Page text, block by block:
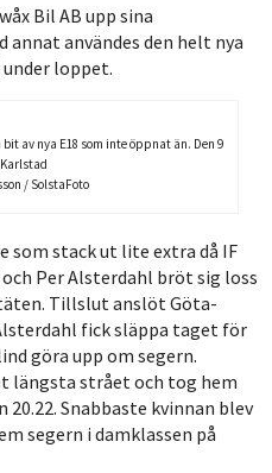
Bil AB upp sina
användes den helt nya
loppet.
av nya E18 som inte öppnat än. Den 9
/ SolstaFoto
som stack ut lite extra då IF
Per Alsterdahl bröt sig loss
Tillslut anslöt Göta-
fick släppa taget för
göra upp om segern.
längsta strået och tog hem
20.22. Snabbaste kvinnan blev
segern i damklassen på